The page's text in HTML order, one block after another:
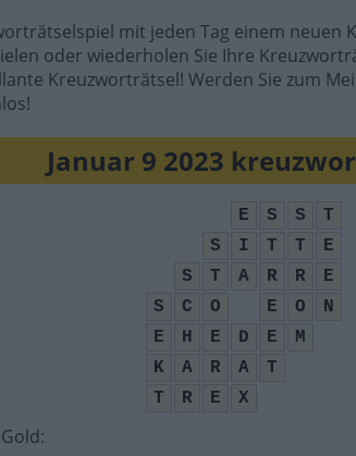
mit jeden Tag einem neuen
oder wiederholen Sie Ihre
Kreuzworträtsel! Werden Sie zum
Januar 9 2023
E S S
T
S
I T T
E
S
T A R R
E
S
C O E O
N
E
H E D E
M
K
A R A
T
T
R E X
: